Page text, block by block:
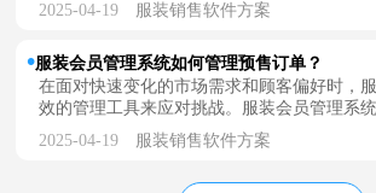
2025-04-19 服装销售软件方案
服装会员管理系统如何管理预售订单？
在面对快速变化的市场需求和顾客偏好时，
效的管理工具来应对挑战。服装会员管理系统
2025-04-19 服装销售软件方案